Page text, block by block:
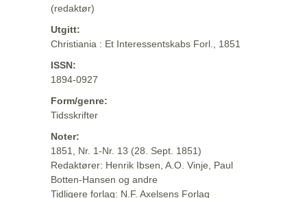
(redaktør)
Utgitt:
Christiania : Et Interessentskabs Forl., 1851
ISSN:
1894-0927
Form/genre:
Tidsskrifter
Noter:
1851, Nr. 1-Nr. 13 (28. Sept. 1851)
Redaktører: Henrik Ibsen, A.O. Vinje, Paul
Botten-Hansen og andre
Tidligere forlag: N.F. Axelsens Forlag